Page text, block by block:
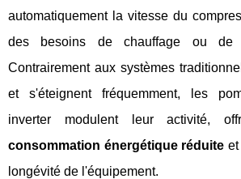
automatiquement la vitesse du
des besoins de chauffage ou de
Contrairement aux systèmes
et s'éteignent fréquemment, les
inverter modulent leur activité,
consommation énergétique réduite
longévité de l'équipement.